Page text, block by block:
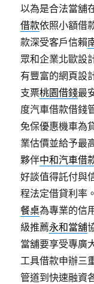
以為是合法當舖
借款依照小額借
款深受客戶信賴
眾和企業北歐設
有豐富的網頁設
支票桃園借錢最
度汽車借款借錢
免保優惠機車為
業估價並給予最
夥伴中和汽車借
好談值得託付與
程法定借貸利率
餐桌為專業的信
級推薦永和當舖
當舖要享受專廣
工具借款申辦三
管道到快速融資